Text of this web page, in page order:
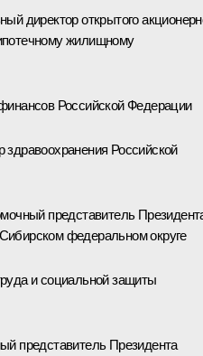
директор открытого
жилищному
Российской Федерации
Российской
представитель
федеральном округе
и социальной защиты
представитель Президента